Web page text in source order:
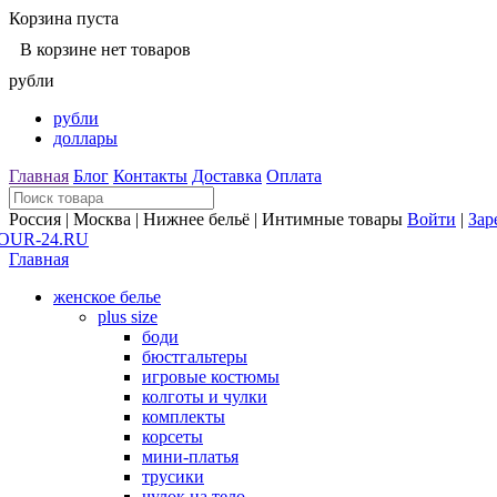
Корзина пуста
В корзине нет товаров
рубли
рубли
доллары
Главная Блог Контакты Доставка Оплата
Россия | Москва | Нижнее бельё | Интимные товары Войти |
Главная
женское белье
plus size
боди
бюстгальтеры
игровые костюмы
колготы и чулки
комплекты
корсеты
мини-платья
трусики